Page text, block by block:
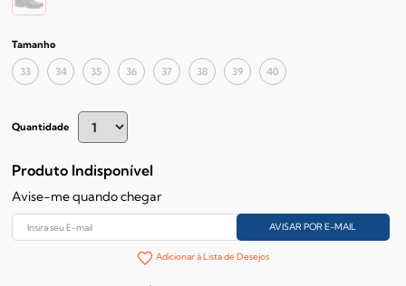
Tamanho
33 34 35 36 37 38 39 40
Quantidade
Produto Indisponível
Avise-me quando chegar
Adicionar à Lista de Desejos